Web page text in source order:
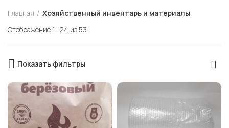
Главная
Хозяйственный инвентарь и материалы
Отображение 1–24 из 53
Показать фильтры